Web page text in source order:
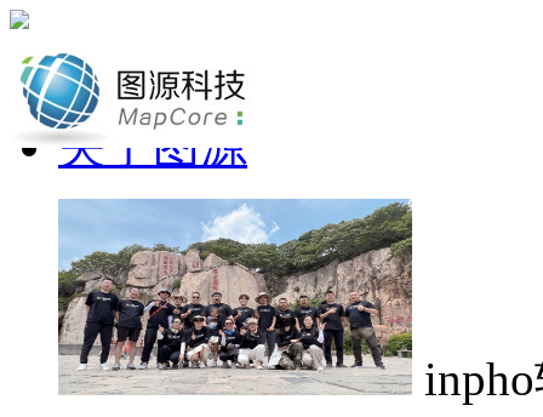
网站首页
关于图源